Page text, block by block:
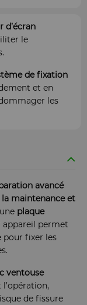
d’écran
le
de fixation
et en
les
avancé
la maintenance et
plaque
appareil permet
pour fixer les
ventouse
de fissure